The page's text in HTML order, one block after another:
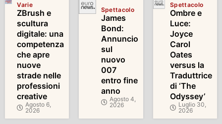
Varie
ZBrush e
scultura
digitale: una
competenza
che apre
nuove
strade nelle
professioni
creative
Agosto 6,
2026
Spettacolo
James
Bond:
Annuncio
sul
nuovo
007
entro fine
anno
Agosto 4,
2026
Spettacolo
Ombre e
Luce:
Joyce
Carol
Oates
versus la
Traduttrice
di ‘The
Odyssey’
Luglio 30,
2026